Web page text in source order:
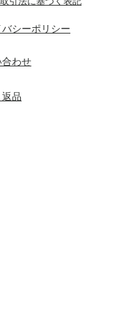
シーポリシー
わせ
品